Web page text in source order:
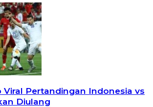
Viral Pertandingan Indonesia vs
Diulang